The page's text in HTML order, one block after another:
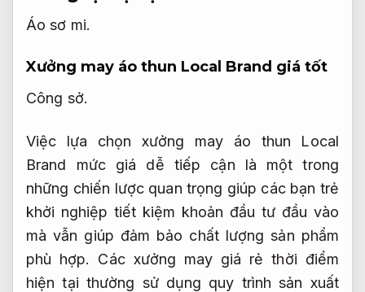
Áo sơ mi.
Xưởng may áo thun Local Brand giá tốt
Công sở.
Việc lựa chọn xưởng may áo thun Local
Brand mức giá dễ tiếp cận là một trong
những chiến lược quan trọng giúp các bạn trẻ
khởi nghiệp tiết kiệm khoản đầu tư đầu vào
mà vẫn giúp đảm bảo chất lượng sản phẩm
phù hợp. Các xưởng may giá rẻ thời điểm
hiện tại thường sử dụng quy trình sản xuất